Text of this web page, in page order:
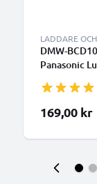
LADDARE
DMW-
Panasonic
169,00 kr